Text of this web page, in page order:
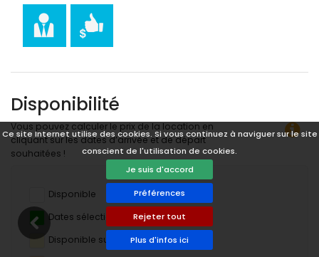
Ce site Internet utilise des cookies. Si vous continuez à naviguer sur le site
conscient de l'utilisation de cookies.
Je suis d'accord
Préférences
Rejeter tout
Plus d'infos ici
Disponibilité
Vous pouvez calculer le prix de la location en
cliquant sur les dates d’arrivée et de départ
souhaitées !
Disponible
Dates sélectionnées
Disponible sur demande